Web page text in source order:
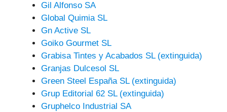
Gil Alfonso SA
Global Quimia SL
Gn Active SL
Goiko Gourmet SL
Grabisa Tintes y Acabados SL (extinguida)
Granjas Dulcesol SL
Green Steel España SL (extinguida)
Grup Editorial 62 SL (extinguida)
Gruphelco Industrial SA